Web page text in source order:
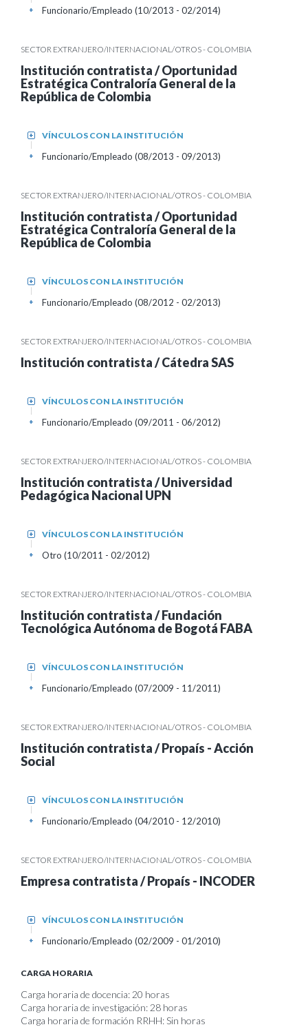
Funcionario/Empleado (10/2013 - 02/2014)
+
SECTOR EXTRANJERO/INTERNACIONAL/OTROS - COLOMBIA
Institución contratista / Oportunidad
Estratégica Contraloría General de la
República de Colombia
VÍNCULOS CON LA INSTITUCIÓN
+
Funcionario/Empleado (08/2013 - 09/2013)
+
SECTOR EXTRANJERO/INTERNACIONAL/OTROS - COLOMBIA
Institución contratista / Oportunidad
Estratégica Contraloría General de la
República de Colombia
VÍNCULOS CON LA INSTITUCIÓN
+
Funcionario/Empleado (08/2012 - 02/2013)
+
SECTOR EXTRANJERO/INTERNACIONAL/OTROS - COLOMBIA
Institución contratista / Cátedra SAS
VÍNCULOS CON LA INSTITUCIÓN
+
Funcionario/Empleado (09/2011 - 06/2012)
+
SECTOR EXTRANJERO/INTERNACIONAL/OTROS - COLOMBIA
Institución contratista / Universidad
Pedagógica Nacional UPN
VÍNCULOS CON LA INSTITUCIÓN
+
Otro (10/2011 - 02/2012)
+
SECTOR EXTRANJERO/INTERNACIONAL/OTROS - COLOMBIA
Institución contratista / Fundación
Tecnológica Autónoma de Bogotá FABA
VÍNCULOS CON LA INSTITUCIÓN
+
Funcionario/Empleado (07/2009 - 11/2011)
+
SECTOR EXTRANJERO/INTERNACIONAL/OTROS - COLOMBIA
Institución contratista / Propaís - Acción
Social
VÍNCULOS CON LA INSTITUCIÓN
+
Funcionario/Empleado (04/2010 - 12/2010)
+
SECTOR EXTRANJERO/INTERNACIONAL/OTROS - COLOMBIA
Empresa contratista / Propaís - INCODER
VÍNCULOS CON LA INSTITUCIÓN
+
Funcionario/Empleado (02/2009 - 01/2010)
+
CARGA HORARIA
Carga horaria de docencia: 20 horas
Carga horaria de investigación: 28 horas
Carga horaria de formación RRHH: Sin horas